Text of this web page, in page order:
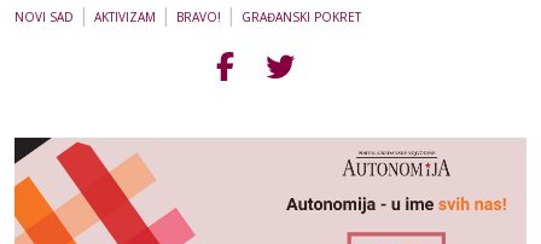
NOVI SAD | AKTIVIZAM | BRAVO! | GRAĐANSKI POKRET